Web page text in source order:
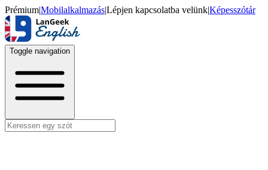
Prémium|Mobilalkalmazás|Lépjen kapcsolatba velünk|Képesszótár
Toggle navigation